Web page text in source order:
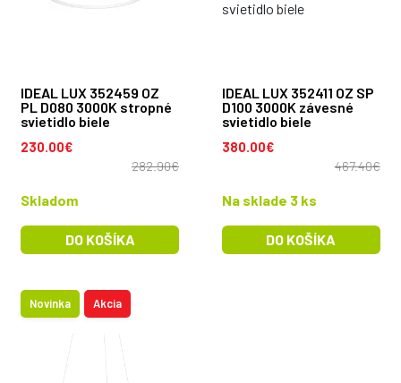
IDEAL LUX 352459 OZ
PL D080 3000K stropné
svietidlo biele
230.00€
282.90€
Skladom
DO KOŠÍKA
IDEAL LUX 352411 OZ SP
D100 3000K závesné
svietidlo biele
380.00€
467.40€
Na sklade 3 ks
DO KOŠÍKA
Novinka Akcia